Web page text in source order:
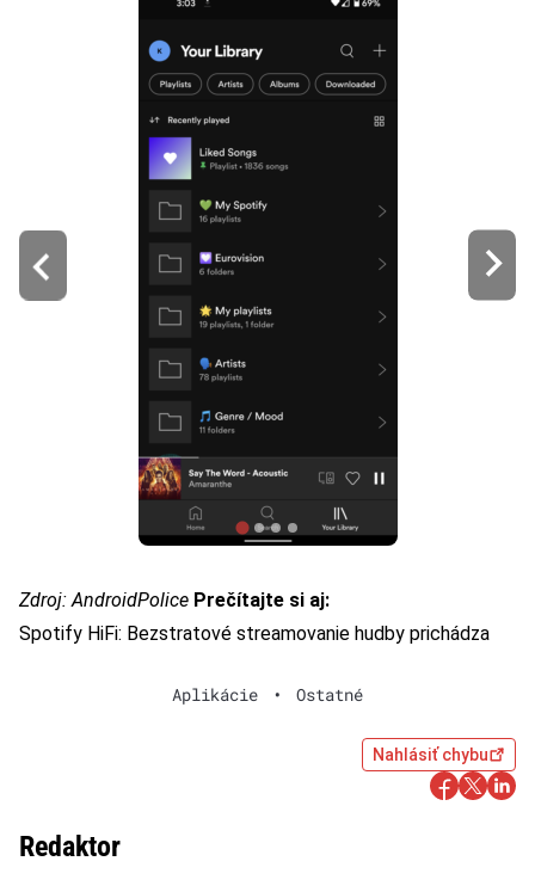
Zdroj:AndroidPolice Prečítajte si aj:
Spotify HiFi: Bezstratové streamovanie hudby prichádza
Aplikácie • Ostatné
Nahlásiť chybu
Redaktor